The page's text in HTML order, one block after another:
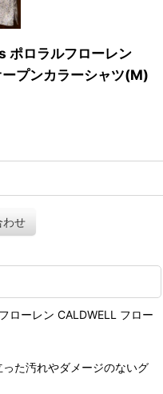
ポロラルフローレン
プンカラーシャツ(M)
わせ
ローレン CALDWELL フロー
た汚れやダメージのないグ